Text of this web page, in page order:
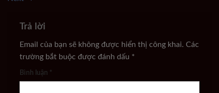
Trả lời
Email của bạn sẽ không được hiển thị công khai. Các
trường bắt buộc được đánh dấu *
Bình luận *